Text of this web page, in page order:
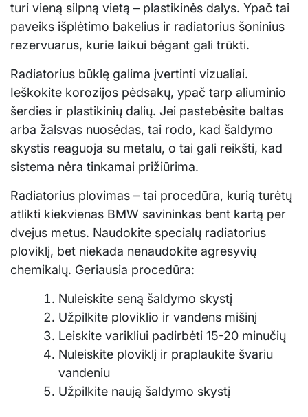
turi vieną silpną vietą – plastikinės dalys. Ypač tai
paveiks išplėtimo bakelius ir radiatorius šoninius
rezervuarus, kurie laikui bėgant gali trūkti.
Radiatorius būklę galima įvertinti vizualiai.
Ieškokite korozijos pėdsakų, ypač tarp aliuminio
šerdies ir plastikinių dalių. Jei pastebėsite baltas
arba žalsvas nuosėdas, tai rodo, kad šaldymo
skystis reaguoja su metalu, o tai gali reikšti, kad
sistema nėra tinkamai prižiūrima.
Radiatorius plovimas – tai procedūra, kurią turėtų
atlikti kiekvienas BMW savininkas bent kartą per
dvejus metus. Naudokite specialų radiatorius
ploviklį, bet niekada nenaudokite agresyvių
chemikalų. Geriausia procedūra:
Nuleiskite seną šaldymo skystį
Užpilkite ploviklio ir vandens mišinį
Leiskite varikliui padirbėti 15-20 minučių
Nuleiskite ploviklį ir praplaukite švariu
vandeniu
Užpilkite naują šaldymo skystį